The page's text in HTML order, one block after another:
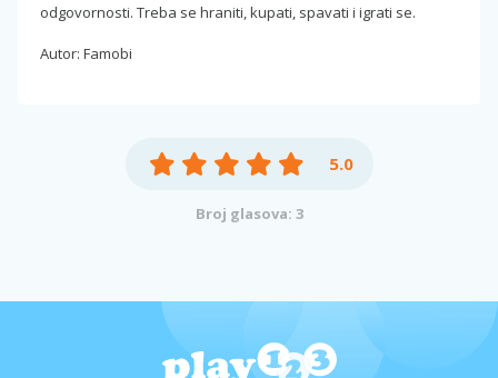
odgovornosti. Treba se hraniti, kupati, spavati i igrati se.
Autor: Famobi
5.0
Broj glasova: 3